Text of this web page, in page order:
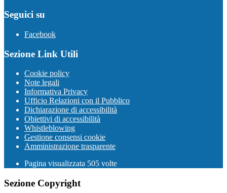
Seguici su
Facebook
Sezione Link Utili
Cookie policy
Note legali
Informativa Privacy
Ufficio Relazioni con il Pubblico
Dichiarazione di accessibilità
Obiettivi di accessibilità
Whistleblowing
Gestione consensi cookie
Amministrazione trasparente
Pagina visualizzata 505 volte
Sezione Copyright